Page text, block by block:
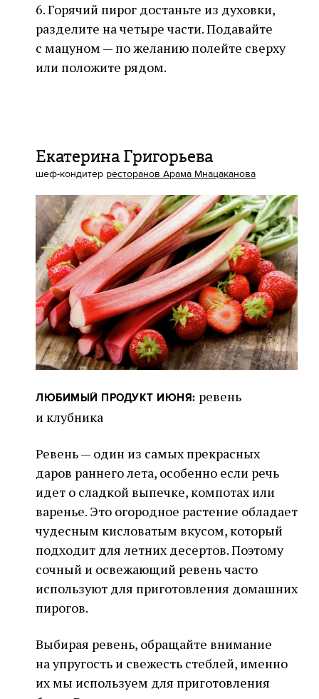
6. Горячий пирог достаньте из духовки,
разделите на четыре части. Подавайте
с мацуном — по желанию полейте сверху
или положите рядом.
Екатерина Григорьева
шеф-кондитер ресторанов Арама Мнацаканова
ЛЮБИМЫЙ ПРОДУКТ ИЮНЯ: ревень
и клубника
Ревень — один из самых прекрасных
даров раннего лета, особенно если речь
идет о сладкой выпечке, компотах или
варенье. Это огородное растение обладает
чудесным кисловатым вкусом, который
подходит для летних десертов. Поэтому
сочный и освежающий ревень часто
используют для приготовления домашних
пирогов.
Выбирая ревень, обращайте внимание
на упругость и свежесть стеблей, именно
их мы используем для приготовления